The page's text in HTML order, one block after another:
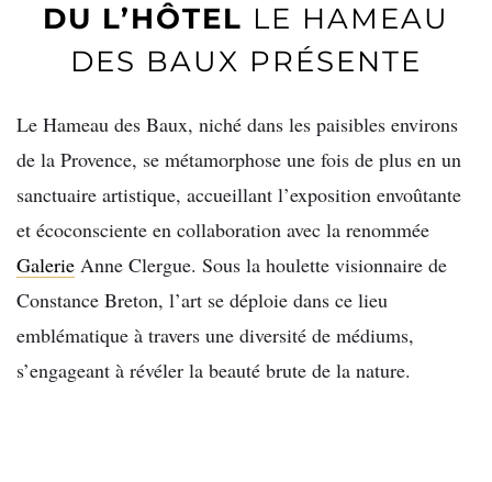
DU L’HÔTEL LE HAMEAU
DES BAUX PRÉSENTE
Le Hameau des Baux, niché dans les paisibles environs
de la Provence, se métamorphose une fois de plus en un
sanctuaire artistique, accueillant l’exposition envoûtante
et écoconsciente en collaboration avec la renommée
Galerie Anne Clergue. Sous la houlette visionnaire de
Constance Breton, l’art se déploie dans ce lieu
emblématique à travers une diversité de médiums,
s’engageant à révéler la beauté brute de la nature.